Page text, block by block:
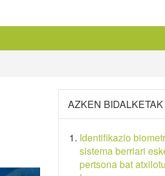
AZKEN BIDALKETAK
Identifikazio
sistema berriari
pertsona bat